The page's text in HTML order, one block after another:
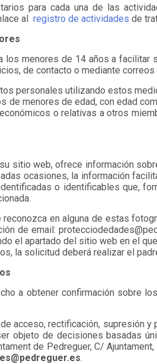
para cada una de las
al registro de actividades de
los menores de 14 años a
de contacto o mediante
personales utilizando estos
de menores de edad, con edad
o relativas a otros
sitio web, ofrece información
ocasiones, la información
o identificables que,
reconozca en alguna de estas
de email:
el apartado del sitio web en el
la solicitud deberá realizar el
a obtener confirmación sobre
acceso, rectificación, supresión
objeto de decisiones basadas
de Pedreguer, C/
.